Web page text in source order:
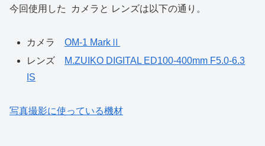
今回使用した カメラと レンズは以下の通り。
カメラOM-1 MarkⅡ
レンズ
M.ZUIKO DIGITAL ED100-400mm F5.0-6.3
IS
写真撮影に使っている機材